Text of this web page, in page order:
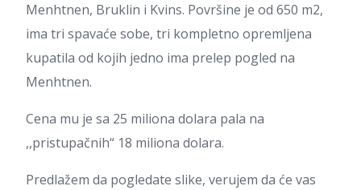
Menhtnen, Bruklin i Kvins. Površine je od 650 m2,
ima tri spavaće sobe, tri kompletno opremljena
kupatila od kojih jedno ima prelep pogled na
Menhtnen.
Cena mu je sa 25 miliona dolara pala na
,,pristupačnih“ 18 miliona dolara.
Predlažem da pogledate slike, verujem da će vas